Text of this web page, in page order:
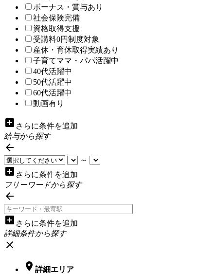
ボーナス・賞与あり
社会保険完備
資格取得支援
受講料0円制度対象
産休・育休取得実績あり
子育てママ・パパ活躍中
40代活躍中
50代活躍中
60代活躍中
動画有り
add_box さらに条件を追加
給与から探す

～
add_box さらに条件を追加
フリーワードから探す

add_box さらに条件を追加
詳細条件から探す
close
 詳細エリア